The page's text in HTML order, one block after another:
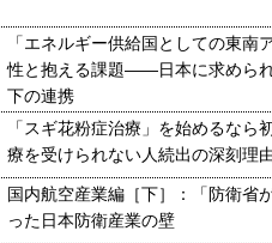
「エネルギー供給国としての東南
性と抱える課題――日本に求めら
下の連携
「スギ花粉症治療」を始めるな
療を受けられない人続出の深刻理
国内航空産業編［下］：「防衛省
った日本防衛産業の壁